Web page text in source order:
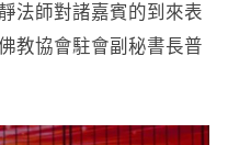
法師對諸嘉賓的到來表
教協會駐會副秘書長普